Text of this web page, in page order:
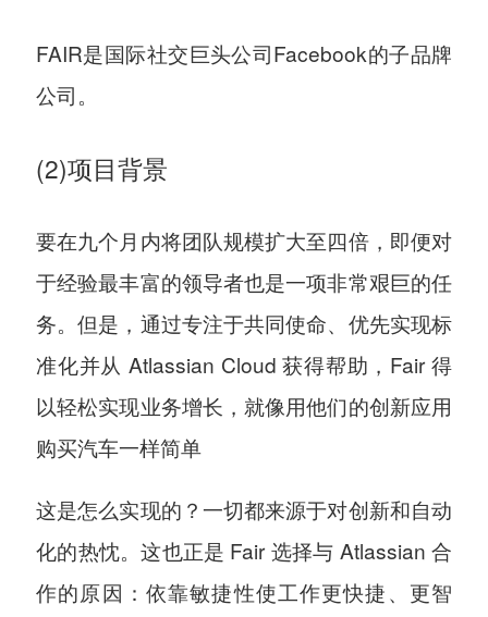
FAIR是国际社交巨头公司Facebook的子品牌
公司。
(2)项目背景
要在九个月内将团队规模扩大至四倍，即便对
于经验最丰富的领导者也是一项非常艰巨的任
务。但是，通过专注于共同使命、优先实现标
准化并从 Atlassian Cloud 获得帮助，Fair 得
以轻松实现业务增长，就像用他们的创新应用
购买汽车一样简单
这是怎么实现的？一切都来源于对创新和自动
化的热忱。这也正是 Fair 选择与 Atlassian 合
作的原因：依靠敏捷性使工作更快捷、更智